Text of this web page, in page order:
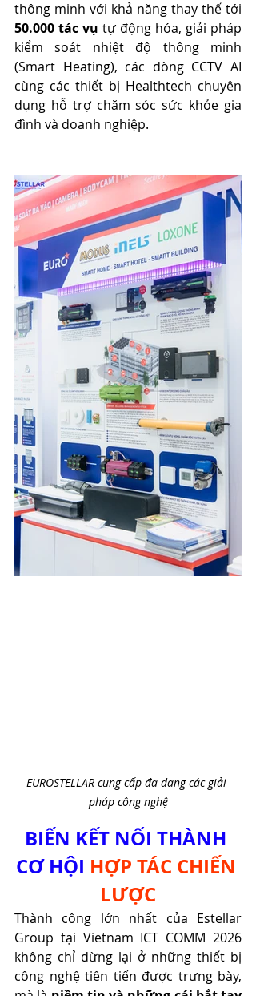
50.000 tác vụ tự động hóa, giải pháp
kiểm soát nhiệt độ thông minh
(Smart Heating), các dòng CCTV AI
cùng các thiết bị Healthtech chuyên
dụng hỗ trợ chăm sóc sức khỏe gia
đình và doanh nghiệp.
EUROSTELLAR cung cấp đa dạng các giải
pháp công nghệ
BIẾN KẾT NỐI THÀNH
CƠ HỘI HỢP TÁC CHIẾN
LƯỢC
Thành công lớn nhất của Estellar
Group tại Vietnam ICT COMM 2026
không chỉ dừng lại ở những thiết bị
công nghệ tiên tiến được trưng bày,